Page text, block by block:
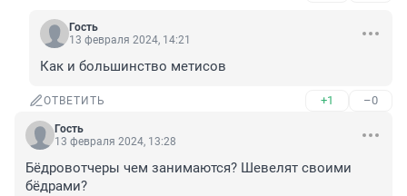
Гость
13 февраля 2024, 14:21
Как и большинство метисов
ОТВЕТИТЬ +1 –0
Гость
13 февраля 2024, 13:28
Бёдровотчеры чем занимаются? Шевелят своими
бёдрами?